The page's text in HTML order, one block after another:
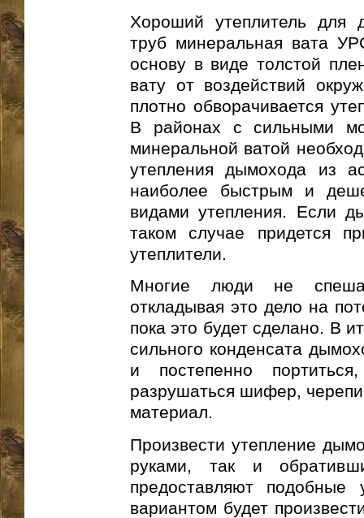
Хороший утеплитель для
труб минеральная вата
основу в виде толстой
вату от воздействий
плотно обворачивается
В районах с сильными
минеральной ватой
утепления дымохода из
наиболее быстрым и
видами утепления. Если
таком случае придется
утеплители.
Многие люди не
откладывая это дело на
пока это будет сделано. В
сильного конденсата
и постепенно
разрушаться шифер,
материал.
Произвести утепление
руками, так и
предоставляют подобные
вариантом будет